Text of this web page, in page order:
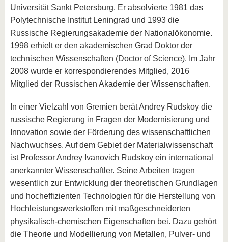
Universität Sankt Petersburg. Er absolvierte 1981 das
Polytechnische Institut Leningrad und 1993 die
Russische Regierungsakademie der Nationalökonomie.
1998 erhielt er den akademischen Grad Doktor der
technischen Wissenschaften (Doctor of Science). Im Jahr
2008 wurde er korrespondierendes Mitglied, 2016
Mitglied der Russischen Akademie der Wissenschaften.
In einer Vielzahl von Gremien berät Andrey Rudskoy die
russische Regierung in Fragen der Modernisierung und
Innovation sowie der Förderung des wissenschaftlichen
Nachwuchses. Auf dem Gebiet der Materialwissenschaft
ist Professor Andrey Ivanovich Rudskoy ein international
anerkannter Wissenschaftler. Seine Arbeiten tragen
wesentlich zur Entwicklung der theoretischen Grundlagen
und hocheffizienten Technologien für die Herstellung von
Hochleistungswerkstoffen mit maßgeschneiderten
physikalisch-chemischen Eigenschaften bei. Dazu gehört
die Theorie und Modellierung von Metallen, Pulver- und